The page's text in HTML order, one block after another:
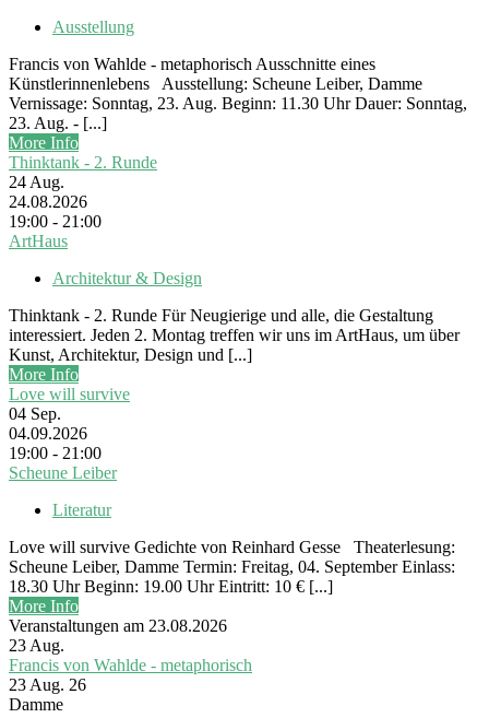
Ausstellung
Francis von Wahlde - metaphorisch Ausschnitte eines
Künstlerinnenlebens Ausstellung: Scheune Leiber, Damme
Vernissage: Sonntag, 23. Aug. Beginn: 11.30 Uhr Dauer: Sonntag,
23. Aug. - [...]
More Info
Thinktank - 2. Runde
24 Aug.
24.08.2026
19:00 - 21:00
ArtHaus
Architektur & Design
Thinktank - 2. Runde Für Neugierige und alle, die Gestaltung
interessiert. Jeden 2. Montag treffen wir uns im ArtHaus, um über
Kunst, Architektur, Design und [...]
More Info
Love will survive
04 Sep.
04.09.2026
19:00 - 21:00
Scheune Leiber
Literatur
Love will survive Gedichte von Reinhard Gesse Theaterlesung:
Scheune Leiber, Damme Termin: Freitag, 04. September Einlass:
18.30 Uhr Beginn: 19.00 Uhr Eintritt: 10 € [...]
More Info
Veranstaltungen am 23.08.2026
23 Aug.
Francis von Wahlde - metaphorisch
23 Aug. 26
Damme